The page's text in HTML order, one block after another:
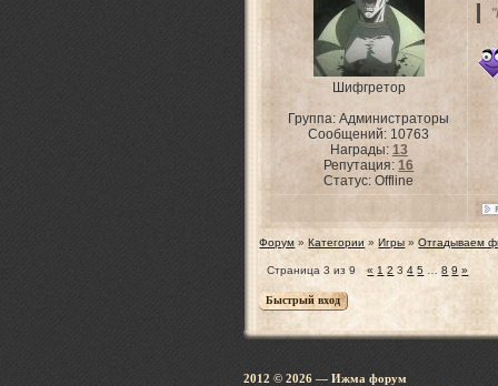
Шифгретор
Группа: Администраторы
Сообщений: 10763
Награды: 13
Репутация:16
Статус:Offline
Форум » Категории » Игры » Отгадываем
Страница3 из9 « 1 2 3 4 5 … 8 9 »
2012 © 2026— Ижма